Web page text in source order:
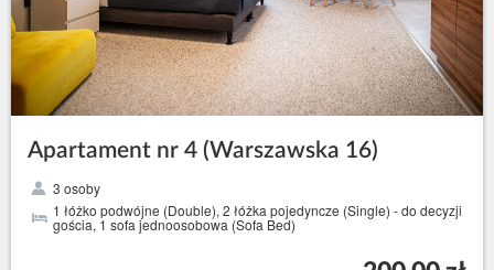
Apartament nr 4 (Warszawska 16)
3 osoby
1 łóżko podwójne (Double), 2 łóżka pojedyncze (Single) - do decyzji
gościa, 1 sofa jednoosobowa (Sofa Bed)